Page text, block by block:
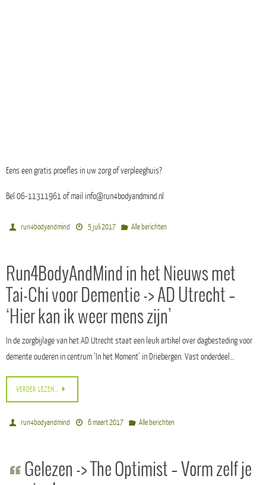
Eens een gratis proefles in uw zorg of verpleeghuis?
Bel 06-11311961 of mail info@run4bodyandmind.nl
run4bodyandmind 5 juli 2017 Alle berichten
Run4BodyAndMind in het Nieuws met
Tai-Chi voor Dementie -> AD Utrecht –
‘Hier kan ik weer mens zijn’
In de zorgbijlage van het AD Utrecht staat een leuk artikel over dagbesteding voor
demente ouderen in centrum ‘In het Moment’ in Driebergen. Vast onderdeel…
VERDER LEZEN…
run4bodyandmind 6 maart 2017 Alle berichten
Gelezen -> The Optimist – Vorm zelf je